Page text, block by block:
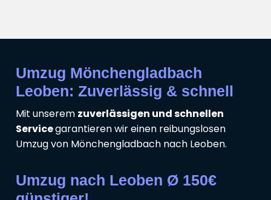
Umzug Mönchengladbach
Leoben: Zuverlässig & schnell
Mit unserem zuverlässigen und schnellen
Servicegarantieren wir einen reibungslosen
Umzug von Mönchengladbach nach Leoben.
Umzug nach Leoben Ø 150€